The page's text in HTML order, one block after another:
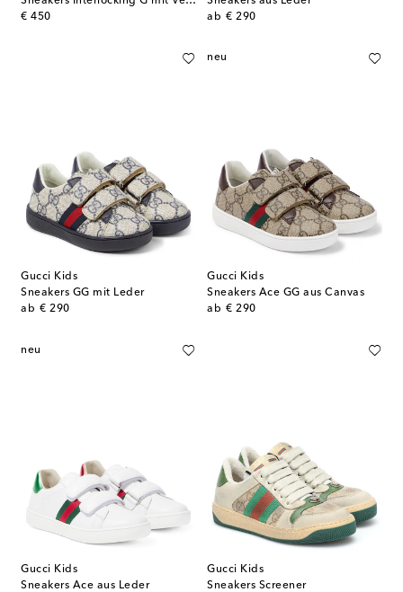
€ 450
original price
ab € 290
original price
Gucci Kids
Sneakers GG mit Leder
ab € 290
original price
neu
Gucci Kids
Sneakers Ace GG aus Canvas
ab € 290
original price
neu
Gucci Kids
Sneakers Ace aus Leder
Gucci Kids
Sneakers Screener